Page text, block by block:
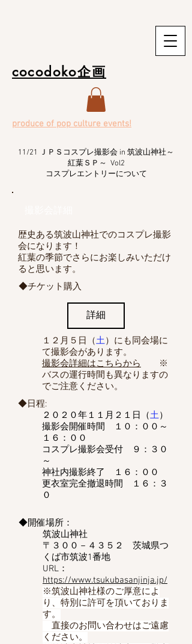
cocodoko企画
produce of pop culture events!
11/21 ＪＰＳコスプレ撮影会 in 筑波山神社～
紅葉ＳＰ～ Vol2
コスプレエントリーについて
歴史ある筑波山神社でのコスプレ撮影
会になります！
紅葉の季節でさらにお楽しみいただけ
ると思います。
◆チケット購入
詳細
１２月５日（土）にも同会場に
て撮影会があります。
撮影会詳細はこちらから
※
バスの運行時間も異なりますの
でご注意ください。
◆日程:
​２０２０年１１月２１日（土 ）​
撮影会開催時間 １０：００～
１６：００
コスプレ撮影会受付 ９：３０
～
​神社内撮影終了 １６：００
更衣室完全撤退時間 １６：３
０
◆開催場所：
筑波山神社
〒３００－４３５２ 茨城県つ
くば市筑波1番地
​URL：
https://www.tsukubasanjinja.jp/
​※筑波山神社様のご厚意によ
り、特別に許可を頂いておりま
す。
直接のお問い合わせはご遠慮
ください。